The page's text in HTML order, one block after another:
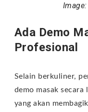
Ada Demo
Profesional
Selain berkuliner,
demo masak
yang akan